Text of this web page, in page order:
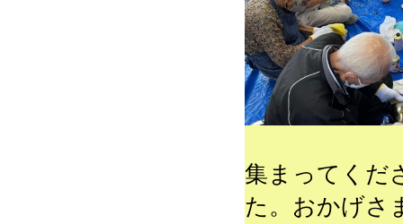
集まってくだ
た。おかげさ